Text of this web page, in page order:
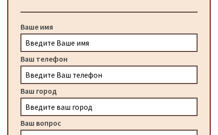
Ваше имя
Ваш телефон
Ваш город
Ваш вопрос